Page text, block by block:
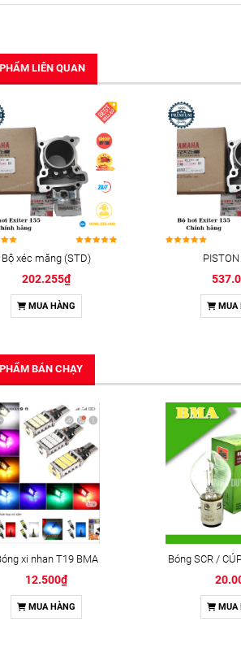
LIÊN QUAN
Bộ xéc măng (STD)
202.255₫
MUA HÀNG MUA
BÁN CHẠY
xi nhan T19 BMA
12.500₫
MUA HÀNG
Bóng SCR /
MUA